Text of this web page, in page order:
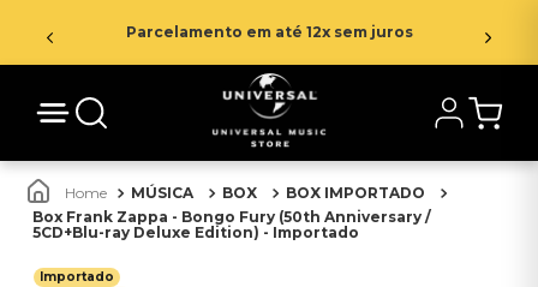
Parcelamento em até 12x sem juros
MÚSICA BOX
BOX IMPORTADO
Box Frank Zappa - Bongo Fury (50th Anniversary /
5CD+Blu-ray Deluxe Edition) - Importado
Importado